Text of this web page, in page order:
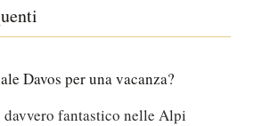
Davos per una vacanza?
davvero fantastico nelle Alpi